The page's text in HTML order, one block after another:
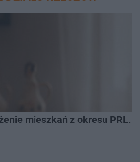
mieszkań z okresu PRL.